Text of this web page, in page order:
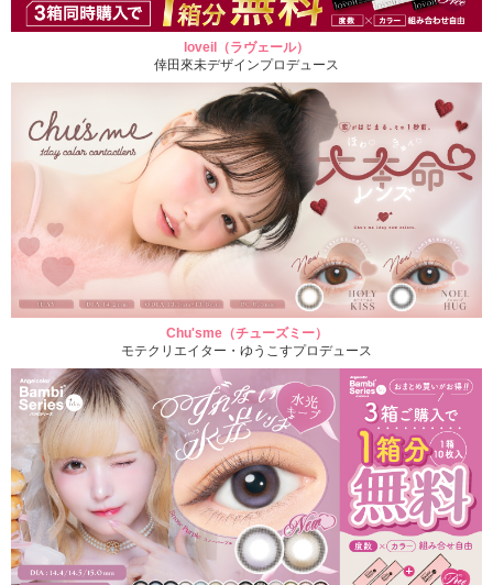
loveil（ラヴェール）
倖田來未デザインプロデュース
Chu'sme（チューズミー）
モテクリエイター・ゆうこすプロデュース